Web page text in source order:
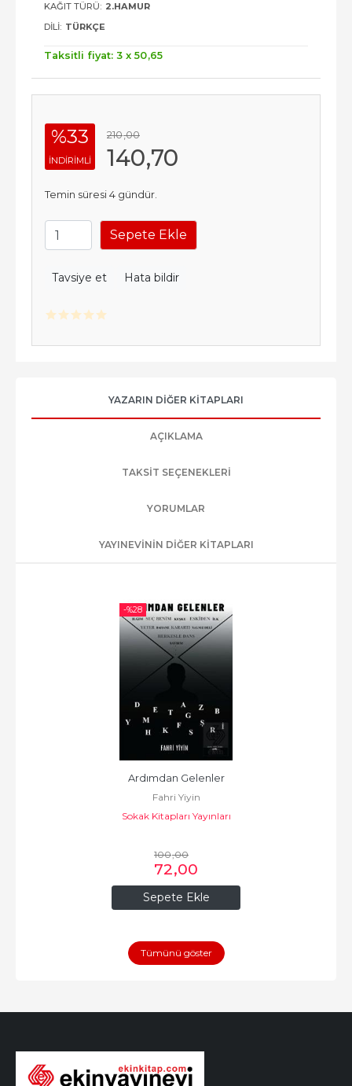
KAĞIT TÜRÜ: 2.HAMUR
DILI: TÜRKÇE
Taksitli fiyat: 3 x 50,65
%33
INDIRIMLI
210,00
140,70
Temin süresi 4 gündür.
Sepete Ekle
Tavsiye et Hata bildir
YAZARIN DIĞER KITAPLARI
AÇIKLAMA
TAKSIT SEÇENEKLERI
YORUMLAR
YAYINEVININ DIĞER KITAPLARI
-%28
Sepete Ekle
Ardımdan Gelenler
Fahri Yiyin
Sokak Kitapları Yayınları
100,00
72,00
Tümünü göster